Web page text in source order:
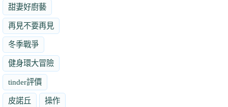
甜妻好廚藝
再見不要再見
冬季戰爭
健身環大冒險
tinder評價
皮諾丘 操作